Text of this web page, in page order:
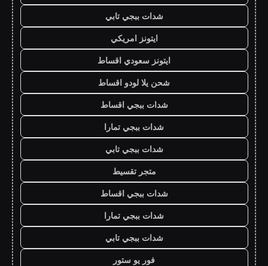
شدات ببجي تابي
ايتونز امريكي
ايتونز سعودي اقساط
شحن يلا لودو اقساط
شدات ببجي اقساط
شدات ببجي تمارا
شدات ببجي تابي
متجر تقسيط
شدات ببجي اقساط
شدات ببجي تمارا
شدات ببجي تابي
فور يو ستور